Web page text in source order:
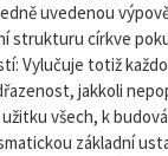
uvedenou
strukturu církve
Vylučuje totiž
jakkoli
všech, k
základní